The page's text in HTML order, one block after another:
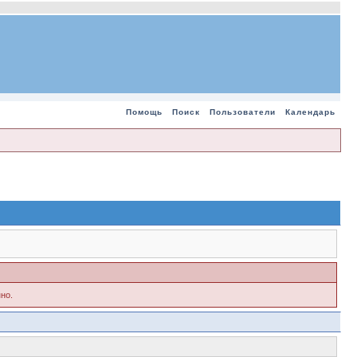
Помощь Поиск Пользователи Календарь